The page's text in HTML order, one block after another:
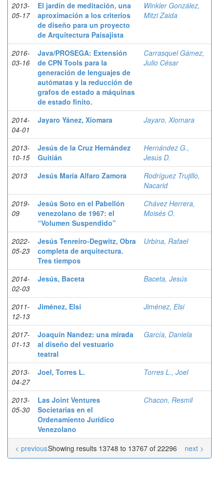
2013-
05-17
El jardín de meditación, una
aproximación a los criterios
de diseño para un proyecto
de Arquitectura Paisajista
Winkler González,
Mitzi Zaida
2016-
03-16
Java/PROSEGA: Extensión
de CPN Tools para la
generación de lenguajes de
autómatas y la reducción de
grafos de estado a máquinas
de estado finito.
Carrasquel Gámez,
Julio César
2014-
04-01
Jayaro Yánez, Xiomara Jayaro, Xiomara
2013-
10-15
Jesús de la Cruz Hernández
Guitián
Hernández G.,
Jesús D.
2013
Jesús María Alfaro Zamora
Rodríguez Trujillo,
Nacarid
2019-
09
Jesús Soto en el Pabellón
venezolano de 1967: el
“Volumen Suspendido”
Chávez Herrera,
Moisés O.
2022-
05-23
Jesús Tenreiro-Degwitz, Obra
completa de arquitectura.
Tres tiempos
Urbina, Rafael
2014-
02-03
Jesús, Baceta Baceta, Jesús
2011-
12-13
Jiménez, Elsi Jiménez, Elsi
2017-
01-13
Joaquín Nandez: una mirada
al diseño del vestuario
teatral
García, Daniela
2013-
04-27
Joel, Torres L. Torres L., Joel
2013-
05-30
Las Joint Ventures
Societarias en el
Ordenamiento Jurídico
Venezolano
Chacon, Resmil
Showing results 13748 to 13767 of 22296
< previous next >